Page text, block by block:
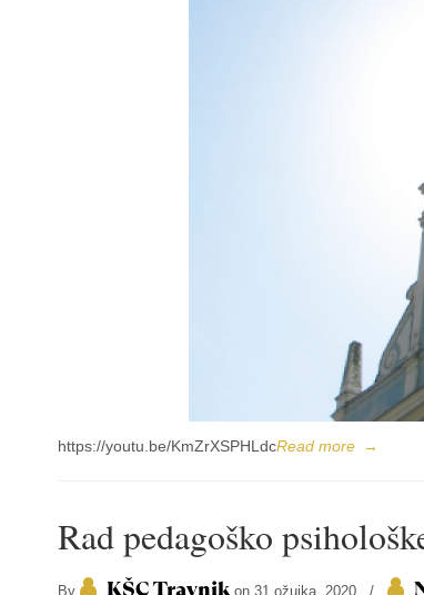
https://youtu.be/KmZrXSPHLdcRead more →
Rad pedagoško
By KŠC Travnikon 31 ožujka, 2020 /